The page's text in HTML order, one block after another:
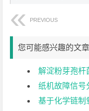
PREVIOUS
您可能感兴趣的文章
解淀粉芽孢杆
纸机故障信号
基于化学链制